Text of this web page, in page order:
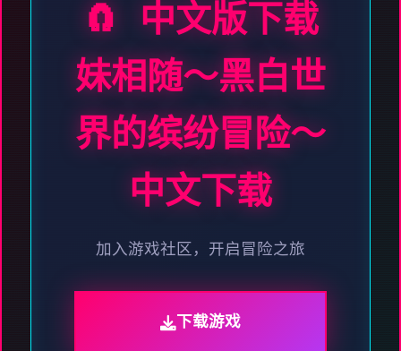
🧲 中文版下载
妹相随～黑白世
界的缤纷冒险～
中文下载
加入游戏社区，开启冒险之旅
下载游戏